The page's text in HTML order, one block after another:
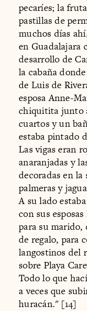
pecaríes; la
pastillas de
muchos días
en Guadalajara
desarrollo de
la cabaña
de Luis de
esposa Anne-
chiquitita junto
cuartos y un
estaba pintado
Las vigas eran
anaranjadas y
decoradas en
palmeras y
A su lado
con sus
para su marido,
de regalo, para
langostinos del
sobre Playa
Todo lo que
a veces que
huracán." [14]